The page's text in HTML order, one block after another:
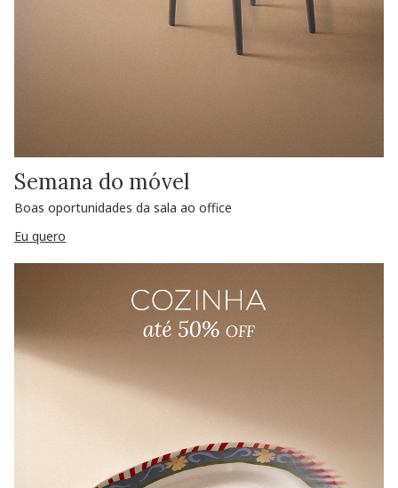
Semana do móvel
Boas oportunidades da sala ao office
Eu quero